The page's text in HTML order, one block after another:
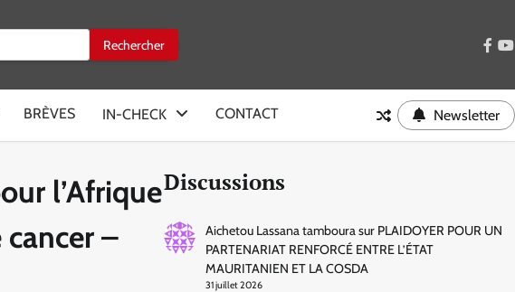
BRÈVES IN-CHECK CONTACT Newsletter
l’Afrique
cancer –
Discussions
Aichetou Lassana tambourasur PLAIDOYER POUR UN
PARTENARIAT RENFORCÉ ENTRE L’ÉTAT
MAURITANIEN ET LA COSDA
31 juillet 2026